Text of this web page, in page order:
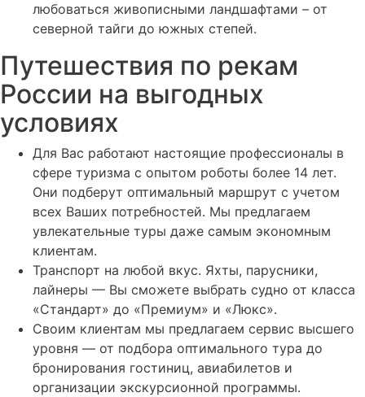
любоваться живописными ландшафтами – от
северной тайги до южных степей.
Путешествия по рекам
России на выгодных
условиях
Для Вас работают настоящие профессионалы в
сфере туризма с опытом роботы более 14 лет.
Они подберут оптимальный маршрут с учетом
всех Ваших потребностей. Мы предлагаем
увлекательные туры даже самым экономным
клиентам.
Транспорт на любой вкус. Яхты, парусники,
лайнеры — Вы сможете выбрать судно от класса
«Стандарт» до «Премиум» и «Люкс».
Своим клиентам мы предлагаем сервис высшего
уровня — от подбора оптимального тура до
бронирования гостиниц, авиабилетов и
организации экскурсионной программы.